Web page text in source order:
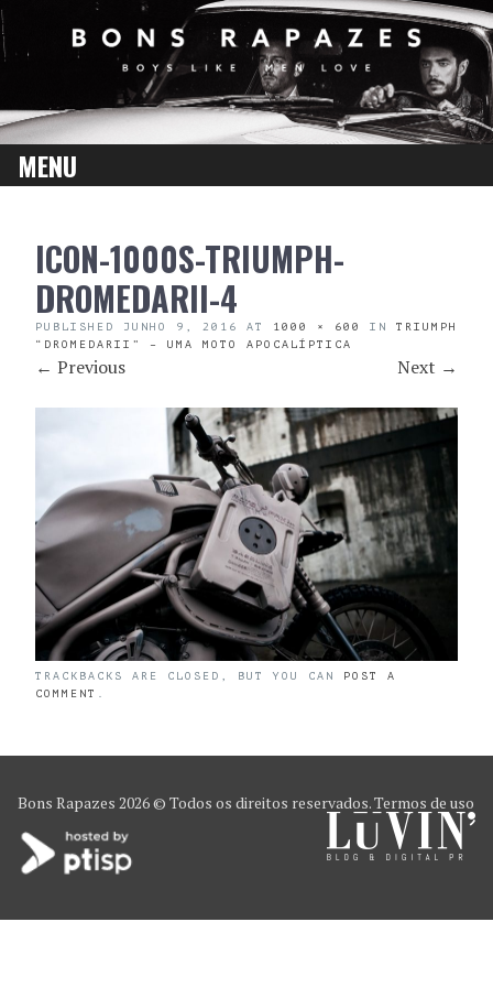
MENU
CONTENTICON-1000S-TRIUMPH-
DROMEDARII-4
PUBLISHED JUNHO 9, 2016 AT 1000 × 600 IN TRIUMPH
“DROMEDARII” – UMA MOTO APOCALÍPTICA
← Previous Next →
TRACKBACKS ARE CLOSED, BUT YOU CAN POST A
COMMENT
Bons Rapazes 2026 © Todos os direitos reservados.Termos de uso